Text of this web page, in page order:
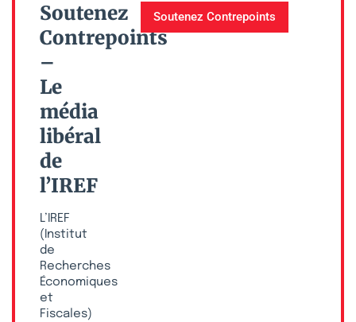
Soutenez
Contrepoints
–
Le
média
libéral
de
l’IREF
L’IREF
(Institut
de
Recherches
Économiques
et
Fiscales)
Soutenez Contrepoints